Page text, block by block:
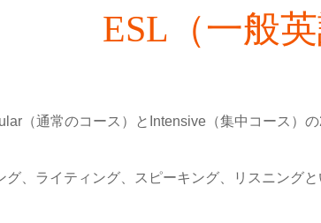
ESL（一般
（通常のコース）とIntensive（集中コース）
グ、ライティング、スピーキング、リスニング